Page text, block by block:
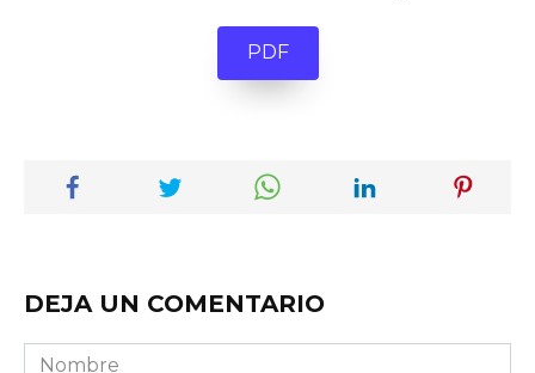
PDF
DEJA UN COMENTARIO
Nombre